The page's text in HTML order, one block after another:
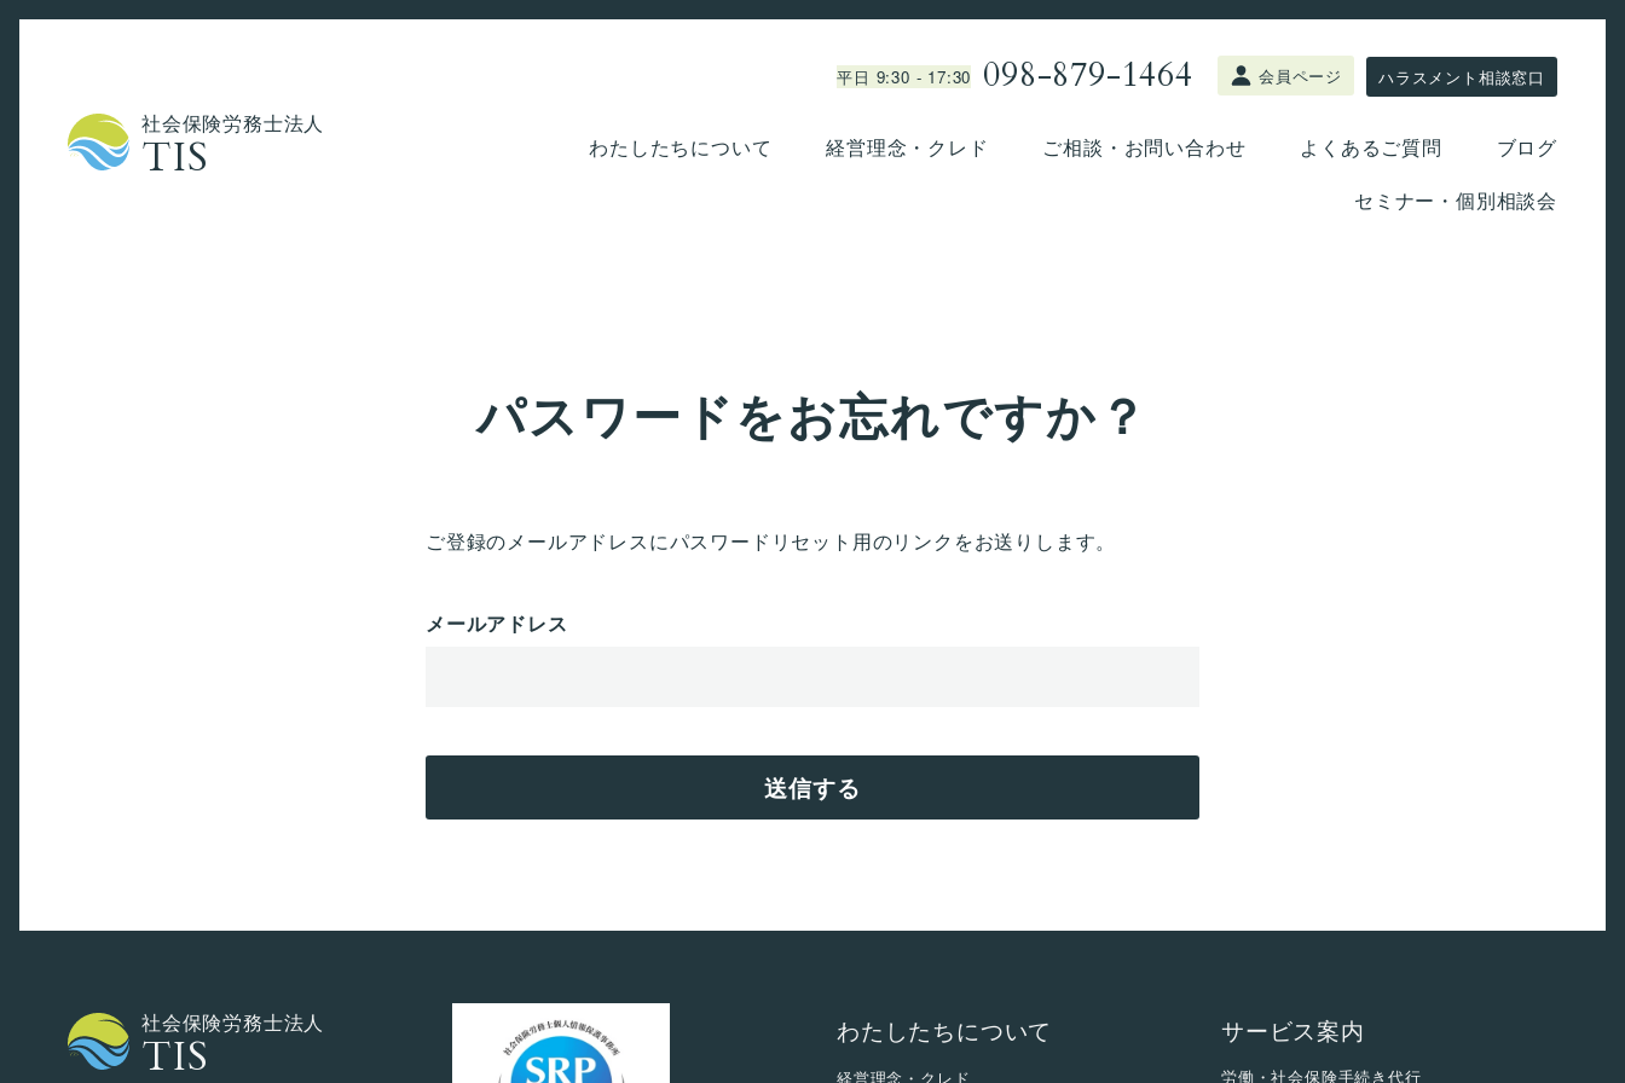
社会保険労務士法人
TIS わたしたちについて 経営理念・クレド ご相談・お問い合わせ よくあるご質問
ブログ
セミナー・個別相談会
平日 9:30 - 17:30 098-879-1464 会員ページ ハラスメント相談窓口
パスワードをお忘れですか？
ご登録のメールアドレスにパスワードリセット用のリンクをお送りします。
メールアドレス
送信する
社会保険労務士法人
TIS
わたしたちについて
経営理念・クレド
サービス案内
労働・社会保険手続き代行